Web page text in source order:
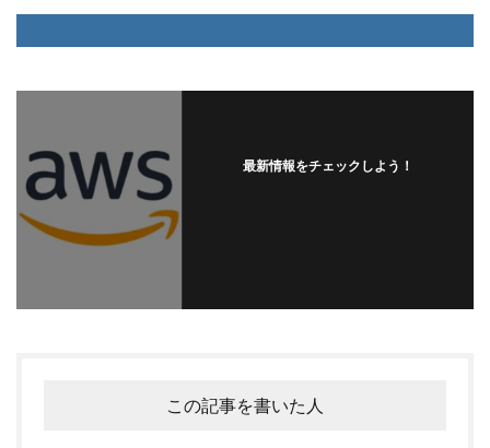
最新情報をチェックしよう！
この記事を書いた人